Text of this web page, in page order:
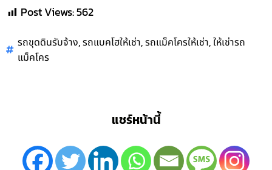
Post Views:562
รถขุดดินรับจ้าง,รถแบคโฮให้เช่า,รถแม็คโครให้เช่า,ให้เช่ารถ
แม็คโคร
แชร์หน้านี้